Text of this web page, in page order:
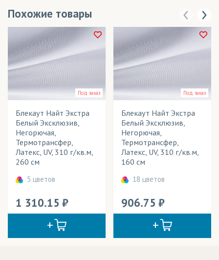
Похожие товары
Под заказ
Блекаут Найт Экстра
Белый Эксклюзив,
Негорючая,
Термотрансфер,
Латекс, UV, 310 г/кв.м,
260 см
5 цветов
1 310.15
Под заказ
Блекаут Найт Экстра
Белый Эксклюзив,
Негорючая,
Термотрансфер,
Латекс, UV, 310 г/кв.м,
160 см
18 цветов
906.75